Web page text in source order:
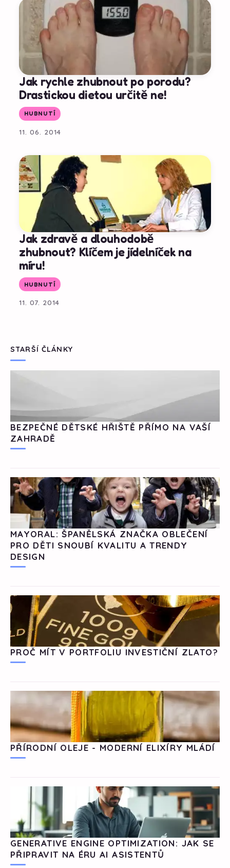
Jak rychle zhubnout po porodu?
Drastickou dietou určitě ne!
HUBNUTÍ
11. 06. 2014
Jak zdravě a dlouhodobě
zhubnout? Klíčem je jídelníček na
míru!
HUBNUTÍ
11. 07. 2014
STARŠÍ ČLÁNKY
BEZPEČNÉ DĚTSKÉ HŘIŠTĚ PŘÍMO NA VAŠÍ
ZAHRADĚ
MAYORAL: ŠPANĚLSKÁ ZNAČKA OBLEČENÍ
PRO DĚTI SNOUBÍ KVALITU A TRENDY
DESIGN
PROČ MÍT V PORTFOLIU INVESTIČNÍ ZLATO?
PŘÍRODNÍ OLEJE - MODERNÍ ELIXÍRY MLÁDÍ
GENERATIVE ENGINE OPTIMIZATION: JAK SE
PŘIPRAVIT NA ÉRU AI ASISTENTŮ